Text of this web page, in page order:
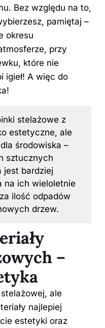
Bez względu na to,
pamiętaj –
okresu
przy
które nie
igieł! A więc do
stelażowe z
estetyczne, ale
środowiska –
sztucznych
jest bardziej
na ich wieloletnie
ilość odpadów
drzew.
–
ale
najlepiej
estetyki oraz